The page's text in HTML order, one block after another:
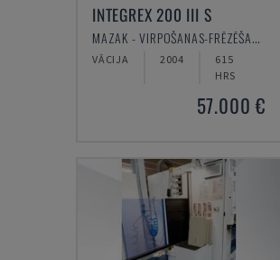
INTEGREX 200 III S
MAZAK - VIRPOŠANAS-FRĒZĒŠANAS CENTRS
VĀCIJA 2004
615
HRS
57.000 €